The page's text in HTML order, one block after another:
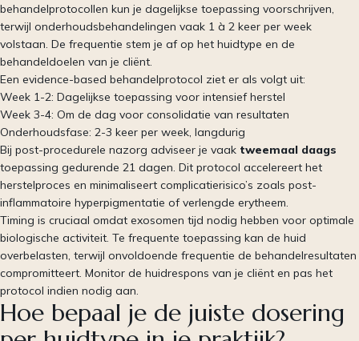
behandelprotocollen kun je dagelijkse toepassing voorschrijven,
terwijl onderhoudsbehandelingen vaak 1 à 2 keer per week
volstaan. De frequentie stem je af op het huidtype en de
behandeldoelen van je cliënt.
Een evidence-based behandelprotocol ziet er als volgt uit:
Week 1-2: Dagelijkse toepassing voor intensief herstel
Week 3-4: Om de dag voor consolidatie van resultaten
Onderhoudsfase: 2-3 keer per week, langdurig
Bij post-procedurele nazorg adviseer je vaak tweemaal daags
toepassing gedurende 21 dagen. Dit protocol accelereert het
herstelproces en minimaliseert complicatierisico’s zoals post-
inflammatoire hyperpigmentatie of verlengde erytheem.
Timing is cruciaal omdat exosomen tijd nodig hebben voor optimale
biologische activiteit. Te frequente toepassing kan de huid
overbelasten, terwijl onvoldoende frequentie de behandelresultaten
compromitteert. Monitor de huidrespons van je cliënt en pas het
protocol indien nodig aan.
Hoe bepaal je de juiste dosering